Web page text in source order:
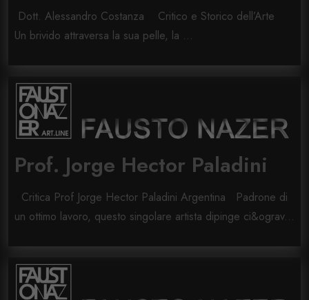
Dott. Alessandro Costanza Critico e Storico dell’Arte
Un brivido attraversa la sua pelle, la ...
Prof. Jorge Hector Paladini
Critica Prof Jorge Hector Paladini Argentina Padrone di
un ottimo lavoro, questo singolare artista dipinge ci&ograv...